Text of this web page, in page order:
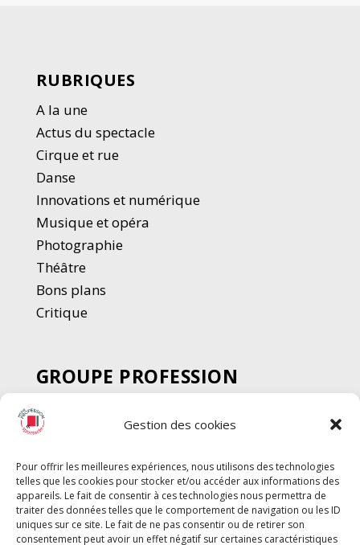
Gestion des cookies
Pour offrir les meilleures expériences, nous utilisons des technologies
telles que les cookies pour stocker et/ou accéder aux informations des
appareils. Le fait de consentir à ces technologies nous permettra de
traiter des données telles que le comportement de navigation ou les ID
uniques sur ce site. Le fait de ne pas consentir ou de retirer son
consentement peut avoir un effet négatif sur certaines caractéristiques
RUBRIQUES
A la une
Actus du spectacle
Cirque et rue
Danse
Innovations et numérique
Musique et opéra
Photographie
Théâtre
Bons plans
Critique
GROUPE PROFESSION
SPECTACLE
Chèque Intermittents
Chèque Compta
Chèque Emploi Spectacle
G-Pods